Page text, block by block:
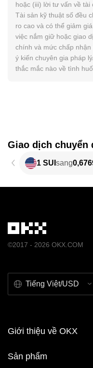
hoặc (iii) lời tư vấn về tài
Tài sản kỹ thuật số đều
ro cao và có thể giảm
việc nắm giữ hoặc giao
chính và mức chấp
ý kiến chuyên gia pháp
thắc mắc nào về tình
Giao dịch chuyển
1 SUI sang
©2017 - 2026 OKX.COM
Tiếng Việt/USD
Giới thiệu về OKX
Sản phẩm